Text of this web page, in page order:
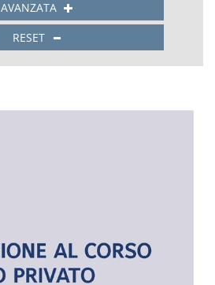
AVANZATA
RESET